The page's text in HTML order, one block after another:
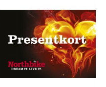
produkten
varianter.
De
alternativen
kan